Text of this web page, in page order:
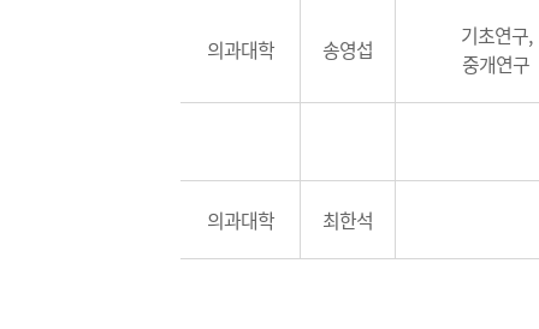
의과대학 송영섭
기초연구,
중개연구
의과대학 최한석